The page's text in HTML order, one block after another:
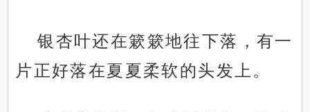
银杏叶还在簌簌地往下落，有一
片正好落在夏夏柔软的头发上。